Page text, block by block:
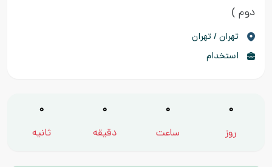
دوم )
تهران / تهران
استخدام
0
روز
0
ساعت
0
دقیقه
0
ثانیه